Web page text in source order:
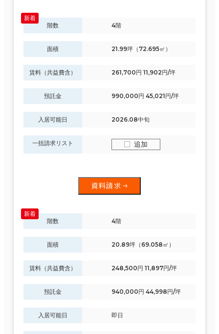
階数 4階
面積 21.99坪（72.695㎡）
賃料（共益費含） 261,700円 11,902円/坪
預託金 990,000円 45,021円/坪
入居可能日 2026.08中旬
一括請求リスト 追加
資料請求
階数 4階
面積 20.89坪（69.058㎡）
賃料（共益費含） 248,500円 11,897円/坪
預託金 940,000円 44,998円/坪
入居可能日 即日